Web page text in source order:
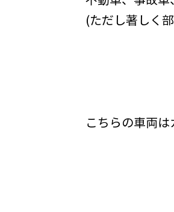
(ただし著しく
こちらの車両